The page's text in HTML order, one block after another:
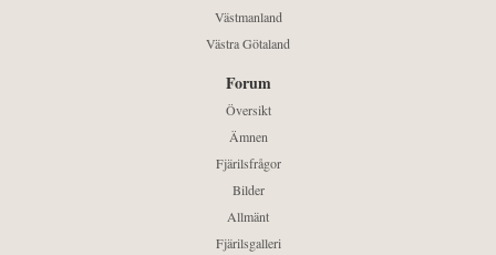
Västmanland
Västra Götaland
Forum
Översikt
Ämnen
Fjärilsfrågor
Bilder
Allmänt
Fjärilsgalleri